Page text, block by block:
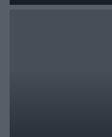
"MasterChefa"